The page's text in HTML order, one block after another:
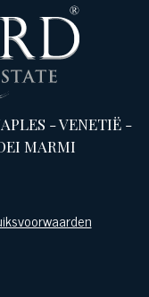
-VENETIË-
MARMI